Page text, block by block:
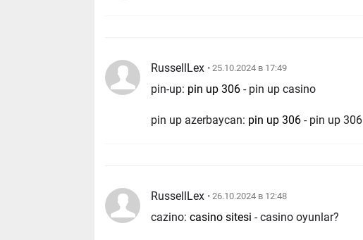
RussellLex • 25.10.2024 в 17:49
pin-up: pin up 306 - pin up casino
pin up azerbaycan: pin up 306 - pin up 306
RussellLex • 26.10.2024 в 12:48
cazino:casino sitesi - casino oyunlar?